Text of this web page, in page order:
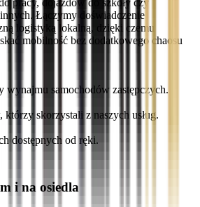
pracy, dojazdów do szkoły czy
Łączymy doświadczenie
logistyką lokalną, dzięki czemu
mobilność bez dodatkowego chaosu
wynajmu samochodów zastępczych.
skorzystali z naszych usług.
dostępnych od ręki.
i na osiedla